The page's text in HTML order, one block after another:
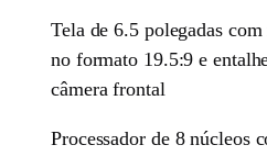
Tela de 6.5 polegadas
no formato 19.5:9 e
câmera frontal
Processador de 8 núcleos